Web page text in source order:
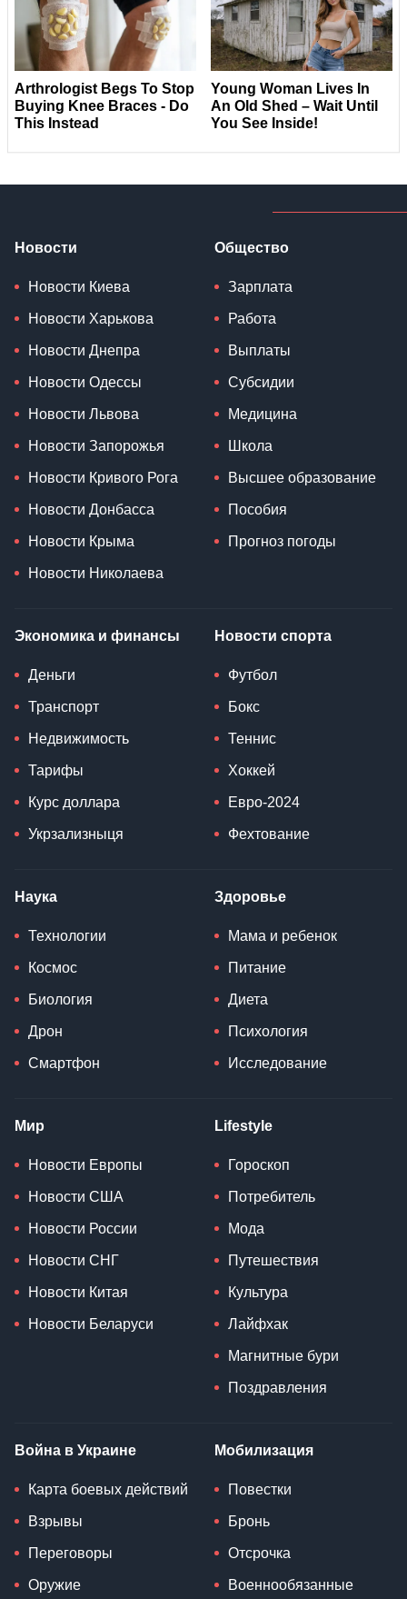
Новости
Новости Киева
Новости Харькова
Новости Днепра
Новости Одессы
Новости Львова
Новости Запорожья
Новости Кривого Рога
Новости Донбасса
Новости Крыма
Новости Николаева
Общество
Зарплата
Работа
Выплаты
Субсидии
Медицина
Школа
Высшее образование
Пособия
Прогноз погоды
Экономика и финансы
Деньги
Транспорт
Недвижимость
Тарифы
Курс доллара
Укрзализныця
Новости спорта
Футбол
Бокс
Теннис
Хоккей
Евро-2024
Фехтование
Наука
Технологии
Космос
Биология
Дрон
Смартфон
Здоровье
Мама и ребенок
Питание
Диета
Психология
Исследование
Мир
Новости Европы
Новости США
Новости России
Новости СНГ
Новости Китая
Новости Беларуси
Lifestyle
Гороскоп
Потребитель
Мода
Путешествия
Культура
Лайфхак
Магнитные бури
Поздравления
Война в Украине
Карта боевых действий
Взрывы
Переговоры
Оружие
Мобилизация
Повестки
Бронь
Отсрочка
Военнообязанные